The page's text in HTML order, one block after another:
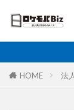
HOME 法
比較 固定